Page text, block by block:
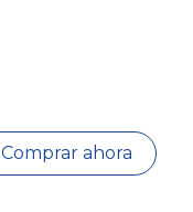
Comprar ahora